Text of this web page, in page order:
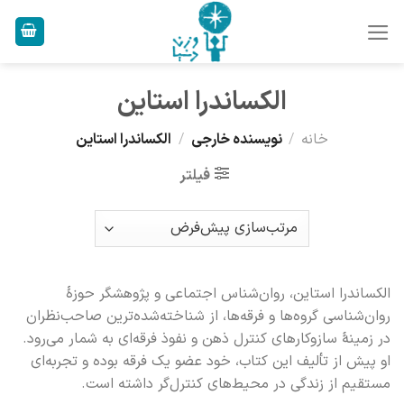
الکساندرا استاین
خانه / نویسنده خارجی / الکساندرا استاین
فیلتر
الکساندرا استاین، روان‌شناس اجتماعی و پژوهشگر حوزهٔ
روان‌شناسی گروه‌ها و فرقه‌ها، از شناخته‌شده‌ترین صاحب‌نظران
در زمینهٔ سازوکارهای کنترل ذهن و نفوذ فرقه‌ای به شمار می‌رود.
او پیش از تألیف این کتاب، خود عضو یک فرقه بوده و تجربه‌ای
مستقیم از زندگی در محیط‌های کنترل‌گر داشته است.